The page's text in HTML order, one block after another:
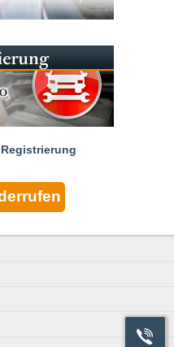
Registrierung